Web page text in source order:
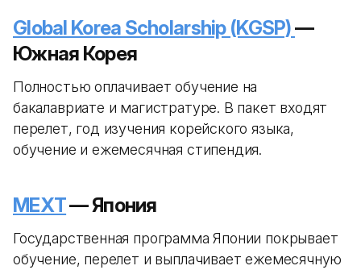
Global Korea Scholarship (KGSP)—
Южная Корея
Полностью оплачивает обучение на
бакалавриате и магистратуре. В пакет входят
перелет, год изучения корейского языка,
обучение и ежемесячная стипендия.
MEXT— Япония
Государственная программа Японии покрывает
обучение, перелет и выплачивает ежемесячную